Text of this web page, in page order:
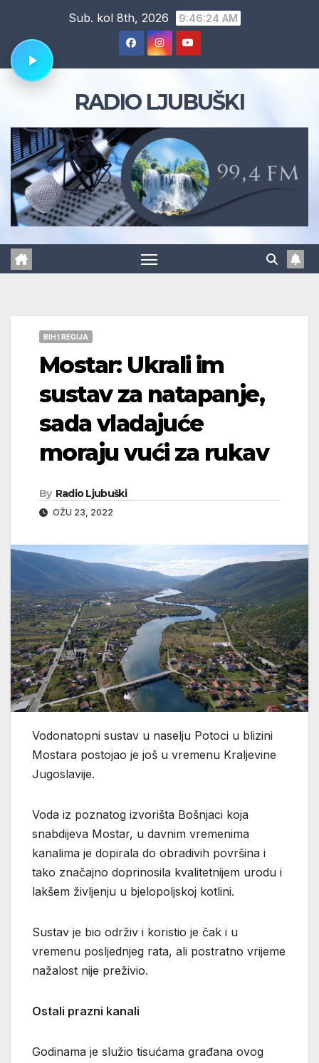
content
Sub. kol 8th, 2026 9:46:25 AM
RADIO LJUBUŠKI
BIH I REGIJA
Mostar: Ukrali im
sustav za natapanje,
sada vladajuće
moraju vući za rukav
By Radio Ljubuški
OŽU 23, 2022
Vodonatopni sustav u naselju Potoci u blizini
Mostara postojao je još u vremenu Kraljevine
Jugoslavije.
Voda iz poznatog izvorišta Bošnjaci koja
snabdijeva Mostar, u davnim vremenima
kanalima je dopirala do obradivih površina i
tako značajno doprinosila kvalitetnijem urodu i
lakšem življenju u bjelopoljskoj kotlini.
Sustav je bio održiv i koristio je čak i u
vremenu posljednjeg rata, ali postratno vrijeme
nažalost nije preživio.
Ostali prazni kanali
Godinama je služio tisućama građana ovog